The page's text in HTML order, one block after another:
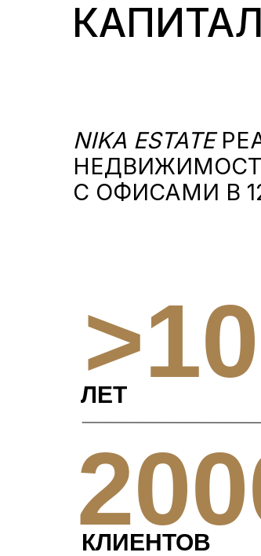
NIKA ESTATE
С ОФИСАМИ В
ЛЕТ
>10
КЛИЕНТОВ